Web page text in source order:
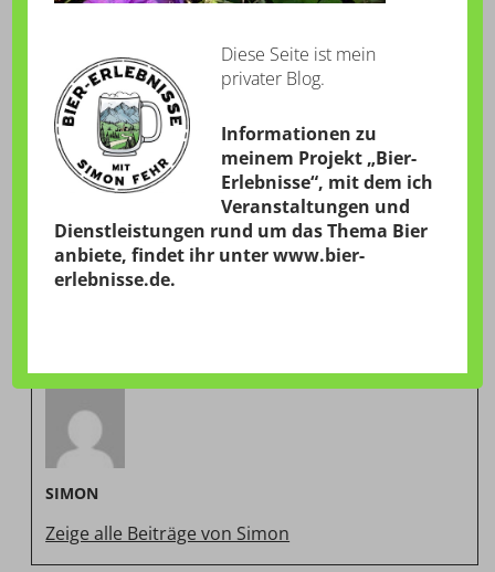
SIMON
Zeige alle Beiträge von Simon
Diese Seite ist mein
privater Blog.
Informationen zu
meinem Projekt „Bier-
Erlebnisse“, mit dem ich
Veranstaltungen und
Dienstleistungen rund um das Thema Bier
anbiete, findet ihr unterwww.bier-
erlebnisse.de.